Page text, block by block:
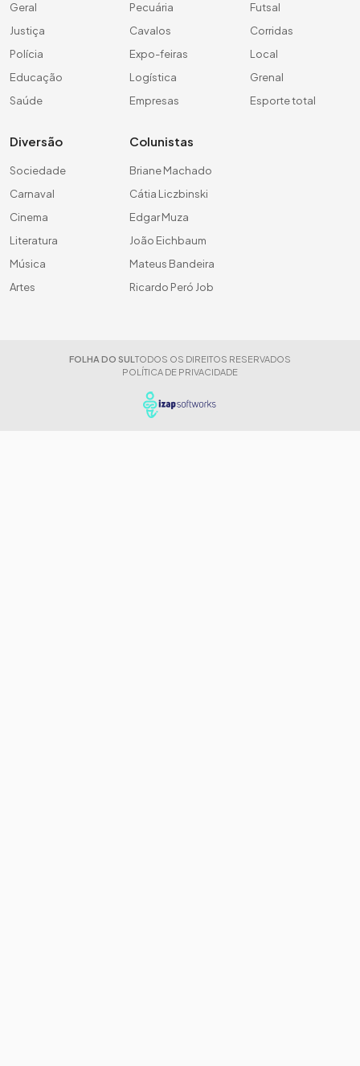
Geral
Justiça
Polícia
Educação
Saúde
Pecuária
Cavalos
Expo-feiras
Logística
Empresas
Futsal
Corridas
Local
Grenal
Esporte total
Diversão
Sociedade
Carnaval
Cinema
Literatura
Música
Artes
Colunistas
Briane Machado
Cátia Liczbinski
Edgar Muza
João Eichbaum
Mateus Bandeira
Ricardo Peró Job
FOLHA DO SUL TODOS OS DIREITOS RESERVADOS
POLÍTICA DE PRIVACIDADE